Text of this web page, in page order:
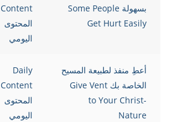
بسهولة Some People
Get Hurt Easily
Content
المحتوى
اليومي
أعطِ منفذ لطبيعة المسيح
الخاصة بك Give Vent
to Your Christ-
Nature
Daily
Content
المحتوى
اليومي